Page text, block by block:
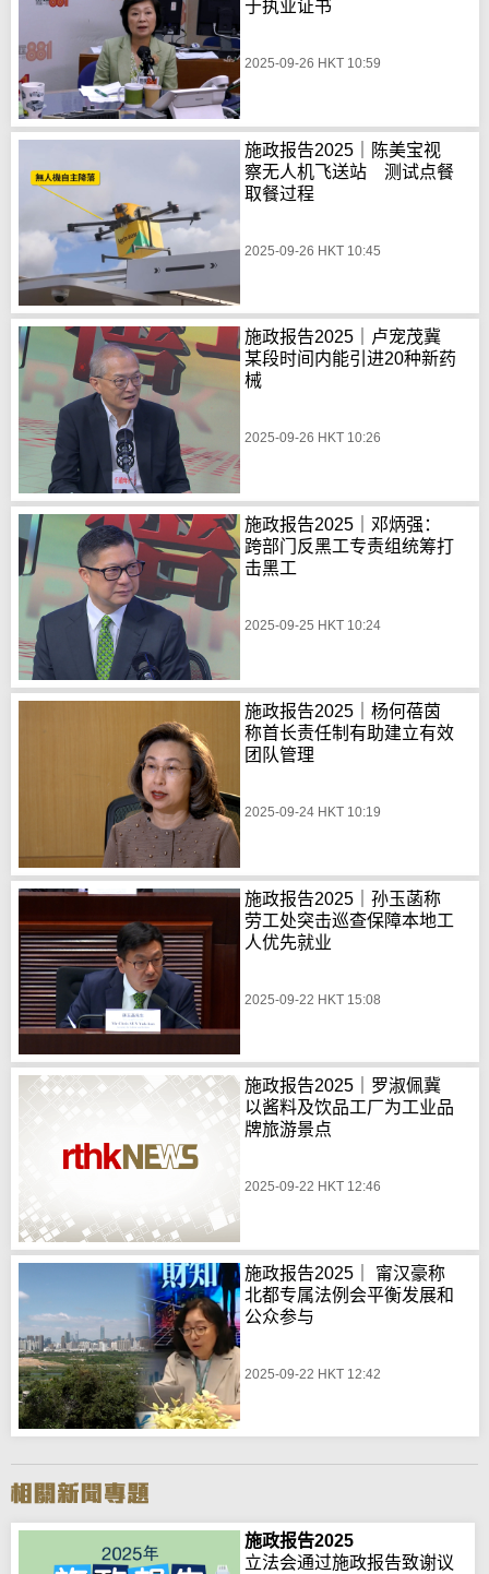
于执业证书
2025-09-26 HKT 10:59
施政报告2025｜陈美宝视
察无人机飞送站 测试点餐
取餐过程
2025-09-26 HKT 10:45
施政报告2025｜卢宠茂冀
某段时间内能引进20种新药
械
2025-09-26 HKT 10:26
施政报告2025｜邓炳强：
跨部门反黑工专责组统筹打
击黑工
2025-09-25 HKT 10:24
施政报告2025｜杨何蓓茵
称首长责任制有助建立有效
团队管理
2025-09-24 HKT 10:19
施政报告2025｜孙玉菡称
劳工处突击巡查保障本地工
人优先就业
2025-09-22 HKT 15:08
施政报告2025｜罗淑佩冀
以酱料及饮品工厂为工业品
牌旅游景点
2025-09-22 HKT 12:46
施政报告2025｜ 甯汉豪称
北都专属法例会平衡发展和
公众参与
2025-09-22 HKT 12:42
施政报告2025
立法会通过施政报告致谢议